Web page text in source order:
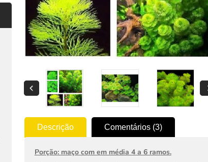
Descrição Comentários (3)
Porção: maço com em média 4 a 6 ramos.